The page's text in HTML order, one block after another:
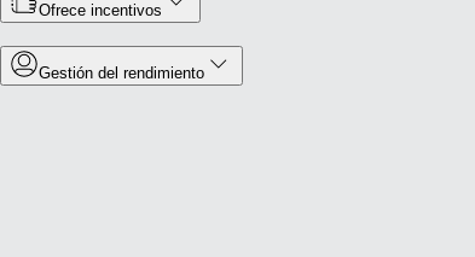
Ofrece incentivos
Gestión del rendimiento